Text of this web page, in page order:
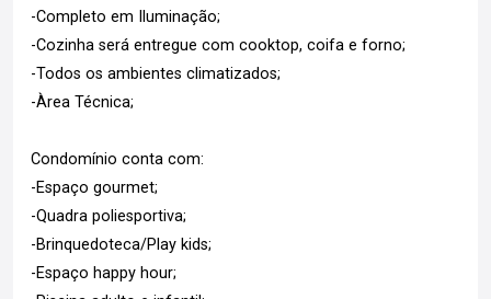
-Completo em Iluminação;
-Cozinha será entregue com cooktop, coifa e forno;
-Todos os ambientes climatizados;
-Àrea Técnica;
Condomínio conta com:
-Espaço gourmet;
-Quadra poliesportiva;
-Brinquedoteca/Play kids;
-Espaço happy hour;